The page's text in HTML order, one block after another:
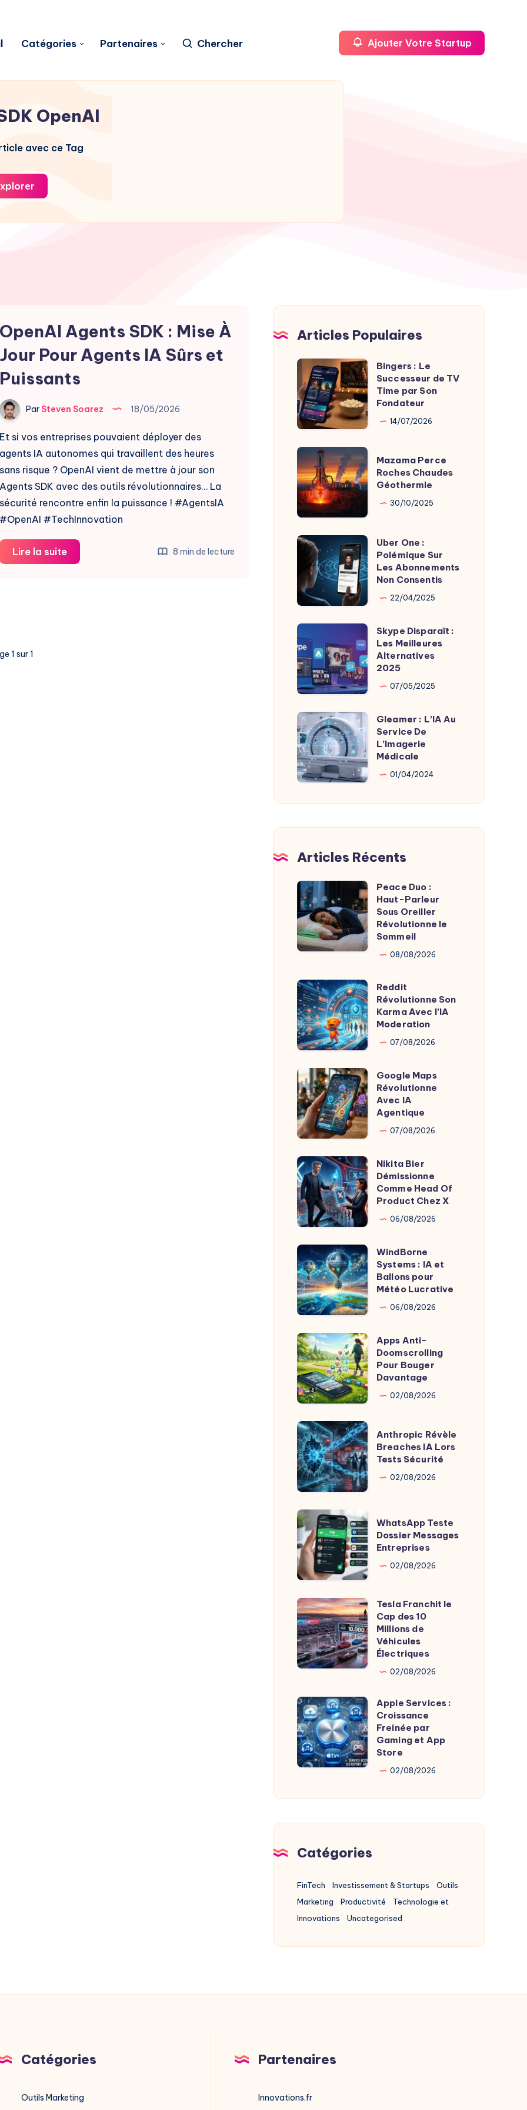
Catégories Partenaires Chercher Ajouter Votre Startup
OpenAI
avec ce Tag
OpenAI Agents SDK : Mise À
Jour Pour Agents IA Sûrs et
Puissants
Par Steven Soarez 18/05/2026
Et si vos entreprises pouvaient déployer des
agents IA autonomes qui travaillent des heures
sans risque ? OpenAI vient de mettre à jour son
Agents SDK avec des outils révolutionnaires… La
sécurité rencontre enfin la puissance ! #AgentsIA
#OpenAI #TechInnovation
Lire la suiteOpenAI
Agents
8 min de lecture
1 sur 1
Articles Populaires
Bingers
Le
Successeur
de
TV
Time
par
Son
Fondateur
Bingers : Le
Successeur de TV
Time par Son
Fondateur
14/07/2026
Mazama
Perce
Roches
Chaudes
Géothermie
Mazama Perce
Roches Chaudes
Géothermie
30/10/2025
Uber
One
Polémique
Sur
Les
Abonnements
Non
Consentis
Uber One :
Polémique Sur
Les Abonnements
Non Consentis
22/04/2025
Skype
Disparaît
:
Les
Meilleures
Alternatives
2025
Skype Disparaît :
Les Meilleures
Alternatives
2025
07/05/2025
Gleamer
:
L’IA
Au
Service
De
Gleamer : L’IA Au
Service De
L’Imagerie
Médicale
01/04/2024
Articles Récents
Peace
Duo
:
Haut-
Parleur
Oreiller
Révolutionne
le
Sommeil
Peace Duo :
Haut-Parleur
Sous Oreiller
Révolutionne le
Sommeil
08/08/2026
Reddit
Révolutionne
Son
Karma
Avec
l’IA
Moderation
Reddit
Révolutionne Son
Karma Avec l’IA
Moderation
07/08/2026
Google
Maps
Révolutionne
Avec
IA
Agentique
Google Maps
Révolutionne
Avec IA
Agentique
07/08/2026
Nikita
Bier
Démissionne
Comme
Head
Of
Product
Chez
X
Nikita Bier
Démissionne
Comme Head Of
Product Chez X
06/08/2026
WindBorne
Systems
:
IA
et
Ballons
pour
Météo
Lucrative
WindBorne
Systems : IA et
Ballons pour
Météo Lucrative
06/08/2026
Apps
Anti-
Doomscrolling
Pour
Bouger
Davantage
Apps Anti-
Doomscrolling
Pour Bouger
Davantage
02/08/2026
Anthropic
Révèle
Breaches
IA
Lors
Tests
Sécurité
Anthropic Révèle
Breaches IA Lors
Tests Sécurité
02/08/2026
WhatsApp
Teste
Dossier
Messages
Entreprises
WhatsApp Teste
Dossier Messages
Entreprises
02/08/2026
Tesla
Franchit
le
Cap
des
Millions
de
Véhicules
Électriques
Tesla Franchit le
Cap des 10
Millions de
Véhicules
Électriques
02/08/2026
Apple
Services
:
Croissance
Freinée
et
Store
Apple Services :
Croissance
Freinée par
Gaming et App
Store
02/08/2026
Catégories
FinTech Investissement & Startups
Outils
Marketing
Productivité
Technologie et
Innovations
Uncategorised
Catégories
Outils Marketing
Partenaires
Innovations.fr